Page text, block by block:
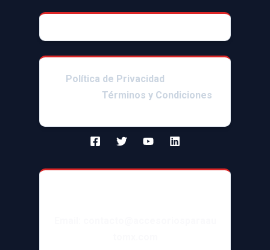
© 2025 AccesoriosParaAutoMX
Política de Privacidad
Términos y Condiciones